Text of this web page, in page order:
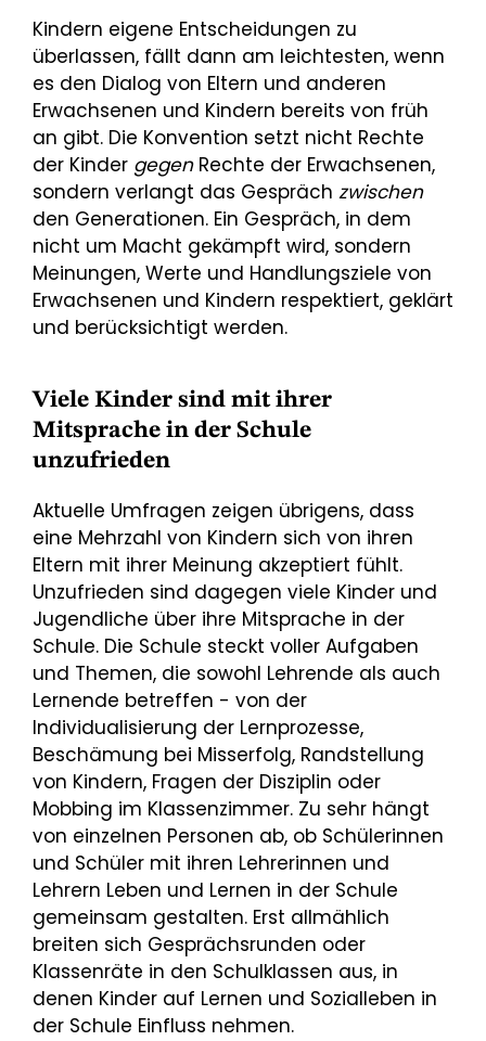
Kindern eigene Entscheidungen zu
überlassen, fällt dann am leichtesten, wenn
es den Dialog von Eltern und anderen
Erwachsenen und Kindern bereits von früh
an gibt. Die Konvention setzt nicht Rechte
der Kinder gegen Rechte der Erwachsenen,
sondern verlangt das Gespräch zwischen
den Generationen. Ein Gespräch, in dem
nicht um Macht gekämpft wird, sondern
Meinungen, Werte und Handlungsziele von
Erwachsenen und Kindern respektiert, geklärt
und berücksichtigt werden.
Viele Kinder sind mit ihrer
Mitsprache in der Schule
unzufrieden
Aktuelle Umfragen zeigen übrigens, dass
eine Mehrzahl von Kindern sich von ihren
Eltern mit ihrer Meinung akzeptiert fühlt.
Unzufrieden sind dagegen viele Kinder und
Jugendliche über ihre Mitsprache in der
Schule. Die Schule steckt voller Aufgaben
und Themen, die sowohl Lehrende als auch
Lernende betreffen - von der
Individualisierung der Lernprozesse,
Beschämung bei Misserfolg, Randstellung
von Kindern, Fragen der Disziplin oder
Mobbing im Klassenzimmer. Zu sehr hängt
von einzelnen Personen ab, ob Schülerinnen
und Schüler mit ihren Lehrerinnen und
Lehrern Leben und Lernen in der Schule
gemeinsam gestalten. Erst allmählich
breiten sich Gesprächsrunden oder
Klassenräte in den Schulklassen aus, in
denen Kinder auf Lernen und Sozialleben in
der Schule Einfluss nehmen.